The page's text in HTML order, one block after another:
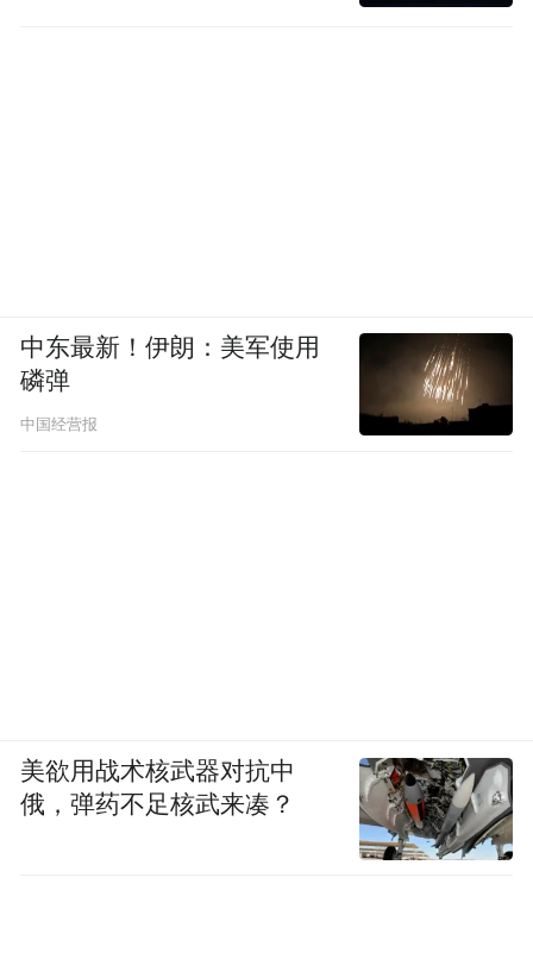
中东最新！伊朗：美军使用
磷弹
中国经营报
美欲用战术核武器对抗中
俄，弹药不足核武来凑？